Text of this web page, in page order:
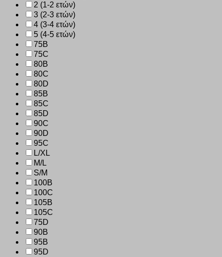
2 (1-2 ετών)
3 (2-3 ετών)
4 (3-4 ετών)
5 (4-5 ετών)
75B
75C
80B
80C
80D
85B
85C
85D
90C
90D
95C
L/XL
M/L
S/M
100B
100C
105B
105C
75D
90B
95B
95D